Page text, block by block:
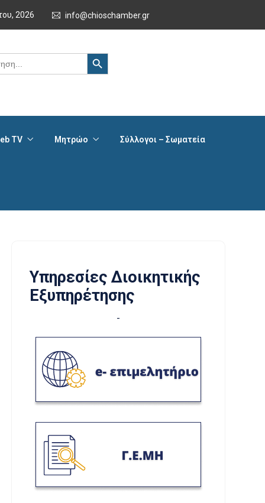
2026 info@chioschamber.gr
Search Button
TV Μητρώο Σύλλογοι – Σωματεία
Υπηρεσίες Διοικητικής
Εξυπηρέτησης
-